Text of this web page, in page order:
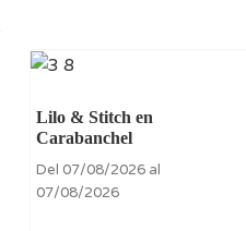
Lilo & Stitch en
Carabanchel
Del 07/08/2026 al
07/08/2026